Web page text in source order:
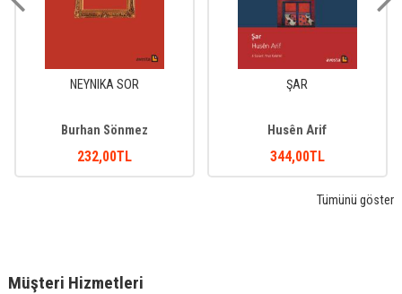
NEYNIKA SOR
Burhan Sönmez
232,00TL
ŞAR
Husên Arif
344,00TL
Tümünü göster
Müşteri Hizmetleri